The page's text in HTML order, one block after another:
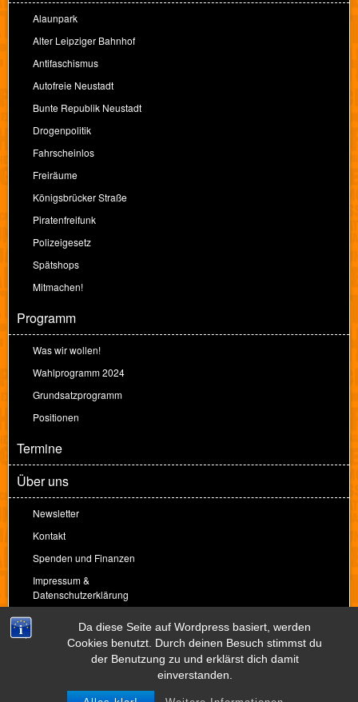
Da diese Seite auf Wordpress basiert, werden
Cookies benutzt. Durch deinen Besuch stimmst du
der Benutzung zu und erklärst dich damit
einverstanden.
Alaunpark
Alter Leipziger Bahnhof
Antifaschismus
Autofreie Neustadt
Bunte Republik Neustadt
Drogenpolitik
Fahrscheinlos
Freiräume
Königsbrücker Straße
Piratenfreifunk
Polizeigesetz
Spätshops
Mitmachen!
Programm
Was wir wollen!
Wahlprogramm 2024
Grundsatzprogramm
Positionen
Termine
Über uns
Newsletter
Kontakt
Spenden und Finanzen
Impressum &
Datenschutzerklärung
Spenden
Theme by